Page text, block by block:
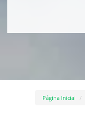
Página Inicial